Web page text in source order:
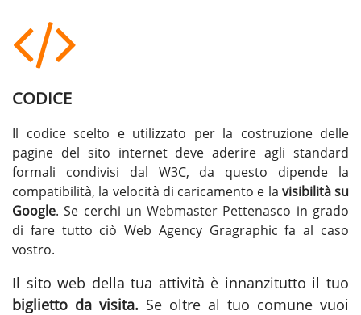
CODICE
Il codice scelto e utilizzato per la costruzione delle
pagine del sito internet deve aderire agli standard
formali condivisi dal W3C, da questo dipende la
compatibilità, la velocità di caricamento e la visibilità su
Google. Se cerchi unWebmaster Pettenasco in grado
di fare tutto ciò Web Agency Gragraphic fa al caso
vostro.
Il sito web della tua attività è innanzitutto il tuo
biglietto da visita. Se oltre al tuo comune vuoi